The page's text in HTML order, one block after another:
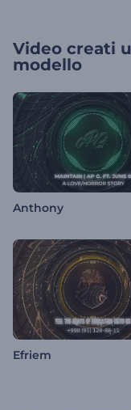
Video creati
modello
Anthony
Efriem